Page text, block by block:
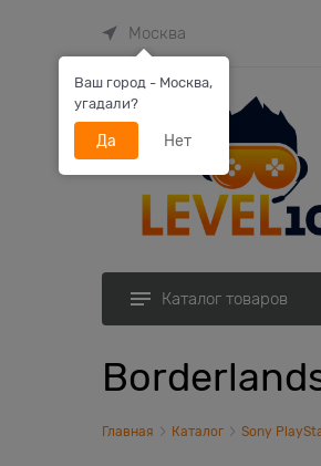
Москва
Каталог товаров
Главная Каталог Sony
Ваш город - Москва,
угадали?
Да Нет